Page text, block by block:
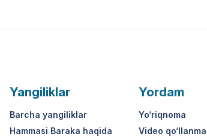
Yangiliklar
Barcha yangiliklar
Hammasi Baraka haqida
Yordam
Yo‘riqnoma
Video